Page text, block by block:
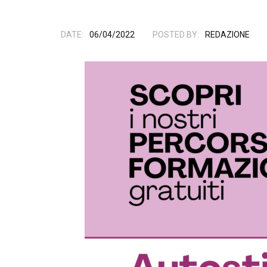
DATE: 06/04/2022 POSTED BY: REDAZIONE